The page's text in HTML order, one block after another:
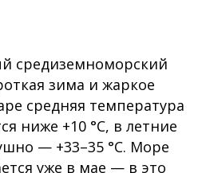
средиземноморский
зима и жаркое
средняя температура
ниже +10 °C, в летние
— +33–35 °C. Море
уже в мае — в это